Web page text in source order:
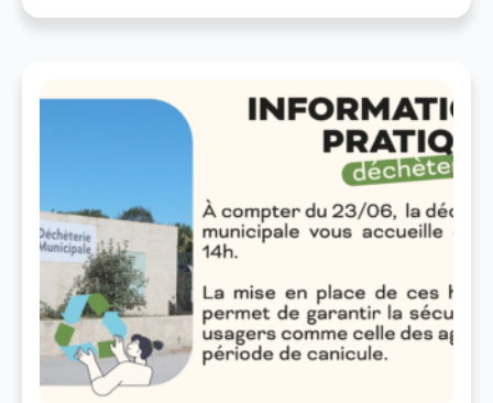
CCAS
lors de permanences en mairie. Prochaines dates
Forum des associations • Mercredi 9 septembre